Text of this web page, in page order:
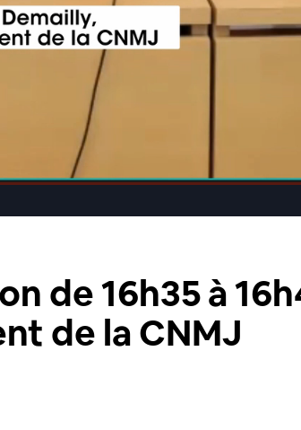
de 16h35 à
de la CNMJ